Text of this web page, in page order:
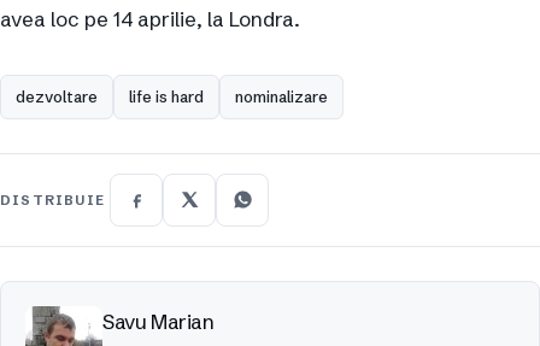
avea loc pe 14 aprilie, la Londra.
dezvoltare life is hard nominalizare
DISTRIBUIE
Savu Marian